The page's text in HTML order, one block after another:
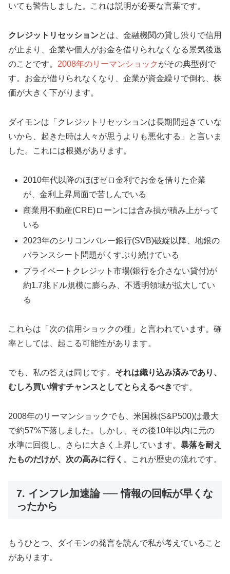
いても警告しました。これは説明が必要な言葉です。
クレジットリセッションとは、金融機関の貸し渋りで信用
が止まり、企業や個人がお金を借りられなくなる景気後退
のことです。 2008年のリーマンショック がその典型例で
す。お金が借りられなくなり、企業が資金繰りで倒れ、株
価が大きく下がります。
ダイモンは「クレジットリセッションは長期間起きていな
いから、起きた時は人々が思うよりも悪化する」と言いま
した。これには根拠があります。
2010年代以降のほぼゼロ金利でお金を借りた企業
が、金利上昇局面で苦しんでいる
商業用不動産(CRE)ローンには含み損が積み上がって
いる
2023年のシリコンバレー銀行(SVB)破綻以降、地銀の
バランスシート問題がくすぶり続けている
プライベートクレジット市場(銀行を介さない貸付)が
約1.7兆ドル規模に膨らみ、不透明領域が拡大してい
る
これらは「次の信用ショックの種」と言われています。確
率としては、起こる可能性があります。
でも、私の答えは同じです。 それは織り込み済みであり、
むしろ買い増すチャンスとしてとらえるべきです。
2008年のリーマンショックでも、米国株(S&P500)は最大
で約57%下落しました。しかし、その後10年以内に元の
水準に回復し、さらに大きく上昇しています。 暴落を耐え
たものだけが、次の高みに行く 。これが歴史の流れです。
7. インフレ加速論 ── 情報の回転が早くな
ったから
もうひとつ、ダイモンの発言を読んで私が考えていること
があります。